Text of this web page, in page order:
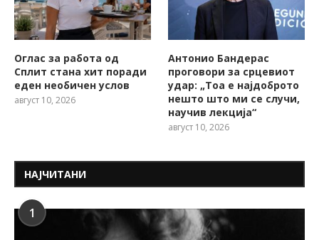
Оглас за работа од
Сплит стана хит поради
еден необичен услов
август 10, 2026
Антонио Бандерас
проговори за срцевиот
удар: „Тоа е најдоброто
нешто што ми се случи,
научив лекција“
август 10, 2026
НАЈЧИТАНИ
1